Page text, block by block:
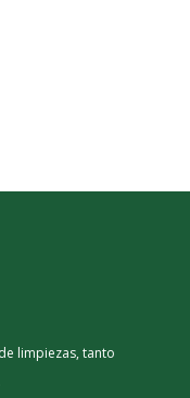
limpiezas, tanto